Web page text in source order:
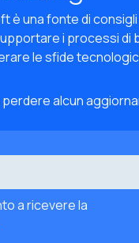
è una fonte di
i processi di
le sfide
alcun
a ricevere la